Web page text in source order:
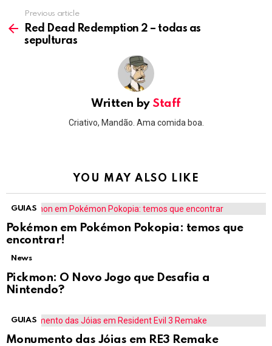
more
Previous article
Red Dead Redemption 2 – todas as
sepulturas
Written by Staff
Criativo, Mandão. Ama comida boa.
YOU MAY ALSO LIKE
GUIAS
Pokémon em Pokémon Pokopia: temos que
encontrar!
News
Pickmon: O Novo Jogo que Desafia a
Nintendo?
GUIAS
Monumento das Jóias em RE3 Remake